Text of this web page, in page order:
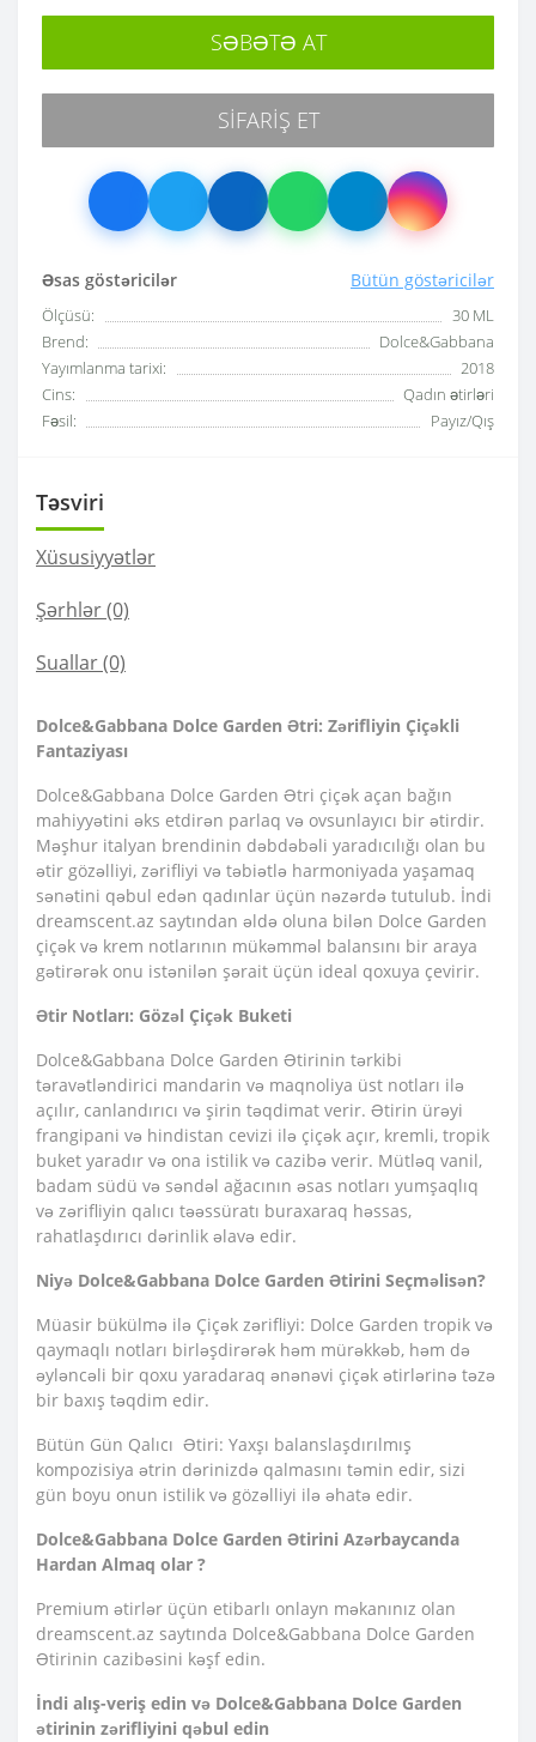
Əsas göstəricilər Bütün göstəricilər
Ölçüsü:
30 ML
Brend:
Dolce&Gabbana
Yayımlanma tarixi:
2018
Cins:
Qadın ətirləri
Fəsil:
Payız/Qış
SƏBƏTƏ AT
SIFARIŞ ET
Təsviri
Xüsusiyyətlər
Şərhlər (0)
Suallar(0)
Dolce&Gabbana Dolce Garden Ətri: Zərifliyin Çiçəkli
Fantaziyası
Dolce&Gabbana Dolce Garden Ətri çiçək açan bağın
mahiyyətini əks etdirən parlaq və ovsunlayıcı bir ətirdir.
Məşhur italyan brendinin dəbdəbəli yaradıcılığı olan bu
ətir gözəlliyi, zərifliyi və təbiətlə harmoniyada yaşamaq
sənətini qəbul edən qadınlar üçün nəzərdə tutulub. İndi
dreamscent.az saytından əldə oluna bilən Dolce Garden
çiçək və krem ​​notlarının mükəmməl balansını bir araya
gətirərək onu istənilən şərait üçün ideal qoxuya çevirir.
Ətir Notları: Gözəl Çiçək Buketi
Dolce&Gabbana Dolce Garden Ətirinin tərkibi
təravətləndirici mandarin və maqnoliya üst notları ilə
açılır, canlandırıcı və şirin təqdimat verir. Ətirin ürəyi
frangipani və hindistan cevizi ilə çiçək açır, kremli, tropik
buket yaradır və ona istilik və cazibə verir. Mütləq vanil,
badam südü və səndəl ağacının əsas notları yumşaqlıq
və zərifliyin qalıcı təəssüratı buraxaraq həssas,
rahatlaşdırıcı dərinlik əlavə edir.
Niyə Dolce&Gabbana Dolce Garden Ətirini Seçməlisən?
Müasir bükülmə ilə Çiçək zərifliyi: Dolce Garden tropik və
qaymaqlı notları birləşdirərək həm mürəkkəb, həm də
əyləncəli bir qoxu yaradaraq ənənəvi çiçək ətirlərinə təzə
bir baxış təqdim edir.
Bütün Gün Qalıcı Ətiri: Yaxşı balanslaşdırılmış
kompozisiya ətrin dərinizdə qalmasını təmin edir, sizi
gün boyu onun istilik və gözəlliyi ilə əhatə edir.
Dolce&Gabbana Dolce Garden Ətirini Azərbaycanda
Hardan Almaq olar ?
Premium ətirlər üçün etibarlı onlayn məkanınız olan
dreamscent.az saytında Dolce&Gabbana Dolce Garden
Ətirinin cazibəsini kəşf edin.
İndi alış-veriş edin və Dolce&Gabbana Dolce Garden
ətirinin zərifliyini qəbul edin